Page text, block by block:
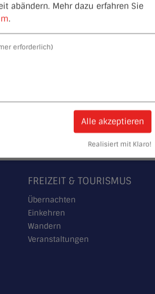
*) Pflichtfeld
FREIZEIT & TOURISMUS
Übernachten
Einkehren
Wandern
Veranstaltungen
abändern. Mehr dazu erfahren Sie
.
erforderlich)
Alle akzeptieren
Realisiert mit Klaro!